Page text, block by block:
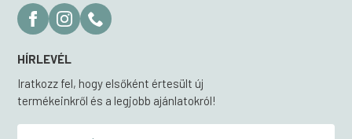
HÍRLEVÉL
Iratkozz fel, hogy elsőként értesült új
termékeinkről és a legjobb ajánlatokról!